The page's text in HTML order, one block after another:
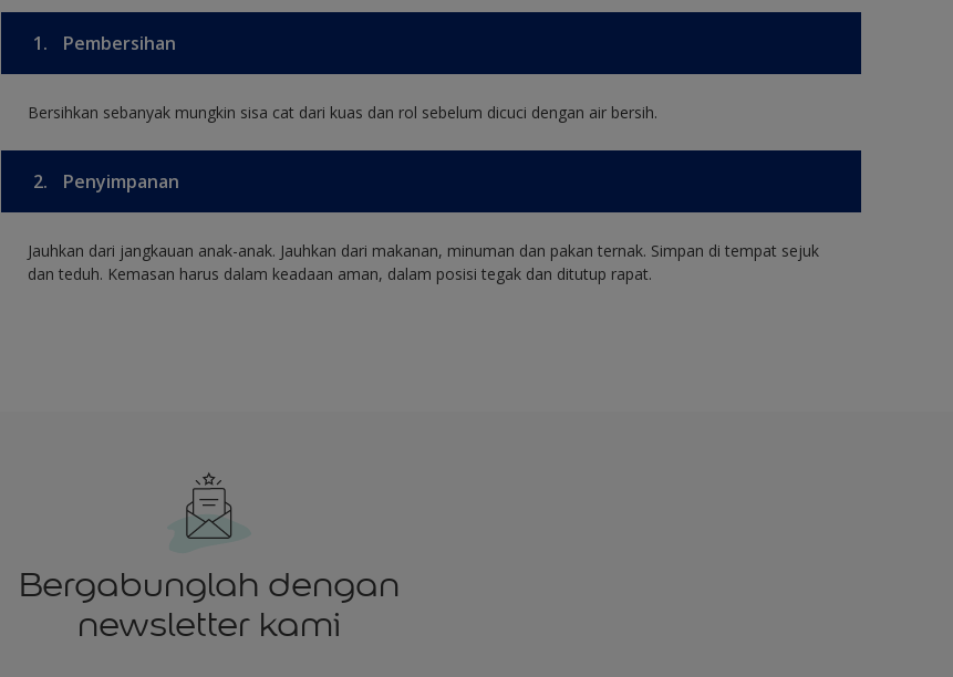
1. Pembersihan
Bersihkan sebanyak mungkin sisa cat dari kuas dan rol sebelum dicuci dengan air bersih.
2. Penyimpanan
Jauhkan dari jangkauan anak-anak. Jauhkan dari makanan, minuman dan pakan ternak. Simpan di tempat sejuk
dan teduh. Kemasan harus dalam keadaan aman, dalam posisi tegak dan ditutup rapat.
Bergabunglah dengan
newsletter kami